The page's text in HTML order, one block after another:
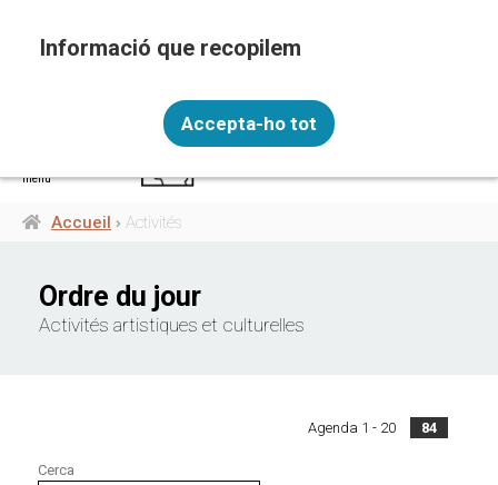
contenu
menú
Accueil Activités
Ordre du jour
Activités artistiques et culturelles
Agenda 1 - 20 84
Cerca
personal amb les següents finalitats: Funcionalitat,
Accepta-ho tot